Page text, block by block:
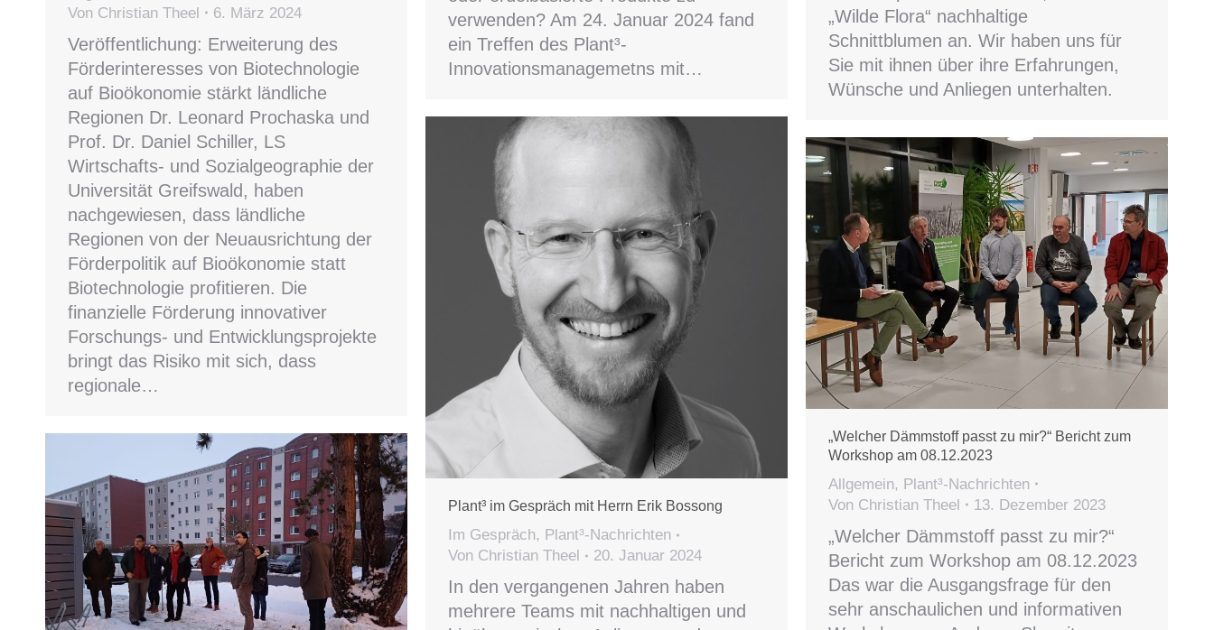
Von Christian Theel 6. März 2024
Veröffentlichung: Erweiterung des
Förderinteresses von Biotechnologie
auf Bioökonomie stärkt ländliche
Regionen Dr. Leonard Prochaska und
Prof. Dr. Daniel Schiller, LS
Wirtschafts- und Sozialgeographie der
Universität Greifswald, haben
nachgewiesen, dass ländliche
Regionen von der Neuausrichtung der
Förderpolitik auf Bioökonomie statt
Biotechnologie profitieren. Die
finanzielle Förderung innovativer
Forschungs- und Entwicklungsprojekte
bringt das Risiko mit sich, dass
regionale…
verwenden? Am 24. Januar 2024 fand
ein Treffen des Plant³-
Innovationsmanagemetns mit…
„Wilde Flora“ nachhaltige
Schnittblumen an. Wir haben uns für
Sie mit ihnen über ihre Erfahrungen,
Wünsche und Anliegen unterhalten.
Plant³ im Gespräch mit Herrn Erik Bossong
Im Gespräch, Plant³-Nachrichten
Von Christian Theel 20. Januar 2024
In den vergangenen Jahren haben
mehrere Teams mit nachhaltigen und
„Welcher Dämmstoff passt zu mir?“ Bericht zum
Workshop am 08.12.2023
Allgemein, Plant³-Nachrichten
Von Christian Theel 13. Dezember 2023
„Welcher Dämmstoff passt zu mir?“
Bericht zum Workshop am 08.12.2023
Das war die Ausgangsfrage für den
sehr anschaulichen und informativen